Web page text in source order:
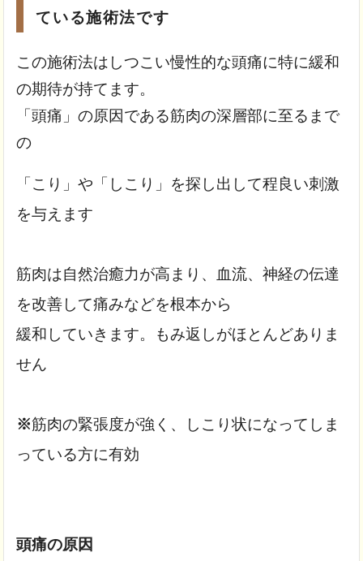
ている施術法です
この施術法はしつこい慢性的な頭痛に特に緩和
の期待が持てます。
「頭痛」の原因である筋肉の深層部に至るまで
の
「こり」や「しこり」を探し出して程良い刺激
を与えます
筋肉は自然治癒力が高まり、血流、神経の伝達
を改善して痛みなどを根本から
緩和していきます。もみ返しがほとんどありま
せん
※筋肉の緊張度が強く、しこり状になってしま
っている方に有効
頭痛の原因